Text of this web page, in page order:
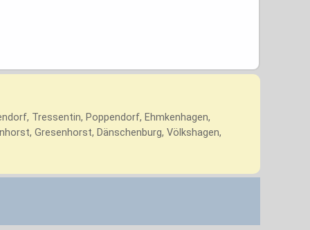
Tressentin, Poppendorf, Ehmkenhagen,
Gresenhorst, Dänschenburg, Völkshagen,